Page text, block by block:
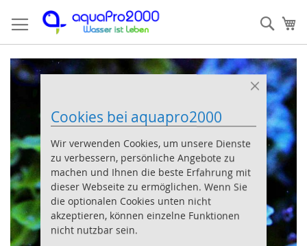
Close
Cookie
Bar
Cookies bei aquapro2000
Wir verwenden Cookies, um unsere Dienste
zu verbessern, persönliche Angebote zu
machen und Ihnen die beste Erfahrung mit
dieser Webseite zu ermöglichen. Wenn Sie
die optionalen Cookies unten nicht
akzeptieren, können einzelne Funktionen
nicht nutzbar sein.
zum
Zum
Ende
Bildergalerie
springen